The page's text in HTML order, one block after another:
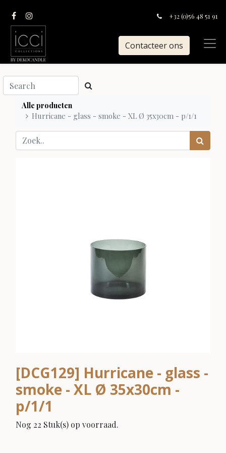
+32 (0)56 48 51 91
Contacteer ons
Alle producten
Hurricane - glass - smoke - XL Ø 35x30cm - p/1/1
[DCG129] Hurricane - glass -
smoke - XL Ø 35x30cm -
p/1/1
Nog 22 Stuk(s) op voorraad.